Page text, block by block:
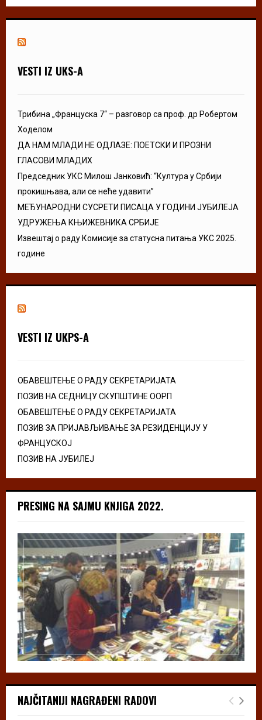
VESTI IZ UKS-A
Трибина „Француска 7“ – разговор са проф. др Робертом
Ходелом
ДА НАМ МЛАДИ НЕ ОДЛАЗЕ: ПОЕТСКИ И ПРОЗНИ
ГЛАСОВИ МЛАДИХ
Председник УКС Милош Јанковић: “Култура у Србији
прокишњава, али се неће удавити”
МЕЂУНАРОДНИ СУСРЕТИ ПИСАЦА У ГОДИНИ ЈУБИЛЕЈА
УДРУЖЕЊА КЊИЖЕВНИКА СРБИЈЕ
Извештај о раду Комисије за статусна питања УКС 2025.
године
VESTI IZ UKPS-A
ОБАВЕШТЕЊЕ О РАДУ СЕКРЕТАРИЈАТА
ПОЗИВ НА СЕДНИЦУ СКУПШТИНЕ ООРП
ОБАВЕШТЕЊЕ О РАДУ СЕКРЕТАРИЈАТА
ПОЗИВ ЗА ПРИЈАВЉИВАЊЕ ЗА РЕЗИДЕНЦИЈУ У
ФРАНЦУСКОЈ
ПОЗИВ НА ЈУБИЛЕЈ
PRESING NA SAJMU KNJIGA 2022.
NAJČITANIJI NAGRAĐENI RADOVI